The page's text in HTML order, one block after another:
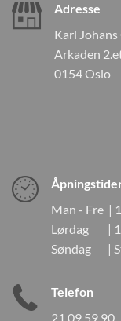
Adresse
Karl Johans
Arkaden
0154 Oslo
Man - Fre |
Lørdag |
Søndag |
Telefon
21 09 59 90